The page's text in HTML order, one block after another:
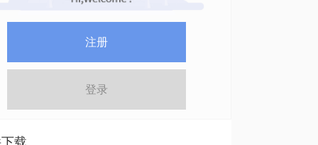
注册
登录
载